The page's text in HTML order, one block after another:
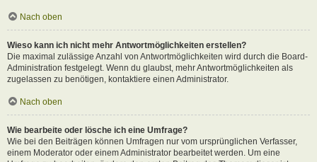
Nach oben
Wieso kann ich nicht mehr Antwortmöglichkeiten erstellen?
Die maximal zulässige Anzahl von Antwortmöglichkeiten wird durch die Board-
Administration festgelegt. Wenn du glaubst, mehr Antwortmöglichkeiten als
zugelassen zu benötigen, kontaktiere einen Administrator.
Nach oben
Wie bearbeite oder lösche ich eine Umfrage?
Wie bei den Beiträgen können Umfragen nur vom ursprünglichen Verfasser,
einem Moderator oder einem Administrator bearbeitet werden. Um eine